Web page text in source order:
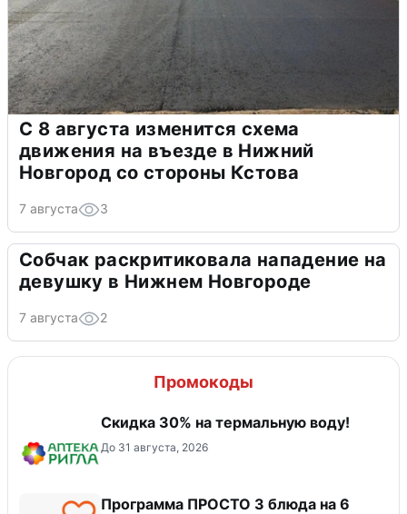
С 8 августа изменится схема
движения на въезде в Нижний
Новгород со стороны Кстова
7 августа 3
Собчак раскритиковала нападение на
девушку в Нижнем Новгороде
7 августа 2
Промокоды
Скидка 30% на термальную воду!
До 31 августа, 2026
Программа ПРОСТО 3 блюда на 6